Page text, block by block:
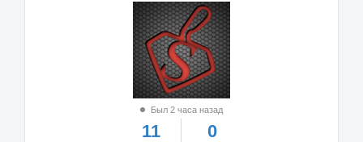
Был 2 часа назад
11 0